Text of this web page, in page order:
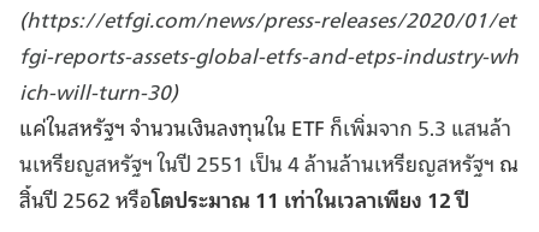
(https://etfgi.com/news/press-releases/2020/01/et
fgi-reports-assets-global-etfs-and-etps-industry-wh
ich-will-turn-30)
แค่ในสหรัฐฯ จำนวนเงินลงทุนใน ETF ก็เพิ่มจาก 5.3 แสนล้า
นเหรียญสหรัฐฯ ในปี 2551 เป็น 4 ล้านล้านเหรียญสหรัฐฯ ณ
สิ้นปี 2562 หรือโตประมาณ 11 เท่าในเวลาเพียง 12 ปี